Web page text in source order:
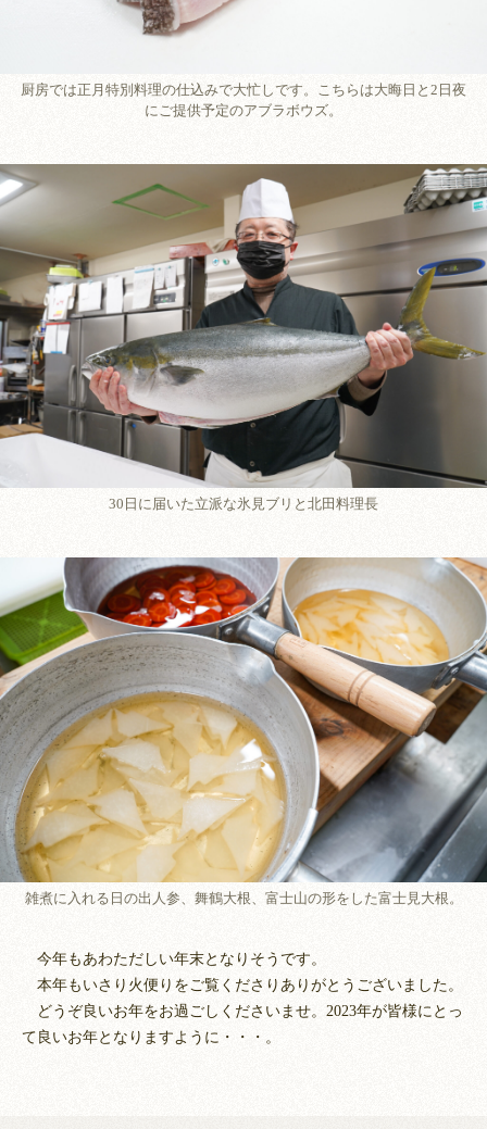
厨房では正月特別料理の仕込みで大忙しです。こちらは大晦日と2日夜
にご提供予定のアブラボウズ。
30日に届いた立派な氷見ブリと北田料理長
雑煮に入れる日の出人参、舞鶴大根、富士山の形をした富士見大根。
今年もあわただしい年末となりそうです。
本年もいさり火便りをご覧くださりありがとうございました。
どうぞ良いお年をお過ごしくださいませ。2023年が皆様にとっ
て良いお年となりますように・・・。